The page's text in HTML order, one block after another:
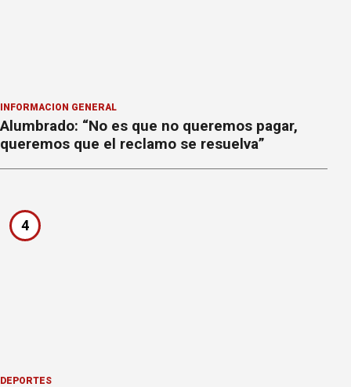
INFORMACION GENERAL
Alumbrado: “No es que no queremos pagar,
queremos que el reclamo se resuelva”
4
DEPORTES